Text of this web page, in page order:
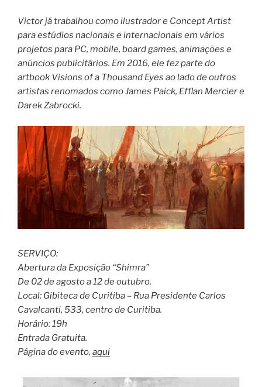
Victor já trabalhou como ilustrador e Concept Artist
para estúdios nacionais e internacionais em vários
projetos para PC, mobile, board games, animações e
anúncios publicitários. Em 2016, ele fez parte do
artbook Visions of a Thousand Eyes ao lado de outros
artistas renomados como James Paick, Efflan Mercier e
Darek Zabrocki.
SERVIÇO:
Abertura da Exposição “Shimra”
De 02 de agosto a 12 de outubro.
Local: Gibiteca de Curitiba – Rua Presidente Carlos
Cavalcanti, 533, centro de Curitiba.
Horário: 19h
Entrada Gratuita.
Página do evento, aqui